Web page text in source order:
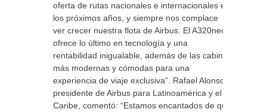
oferta de rutas nacionales e internacionales en
los próximos años, y siempre nos complace
ver crecer nuestra flota de Airbus. El A320neo
ofrece lo último en tecnología y una
rentabilidad inigualable, además de las cabinas
más modernas y cómodas para una
experiencia de viaje exclusiva”. Rafael Alonso,
presidente de Airbus para Latinoamérica y el
Caribe, comentó: “Estamos encantados de que